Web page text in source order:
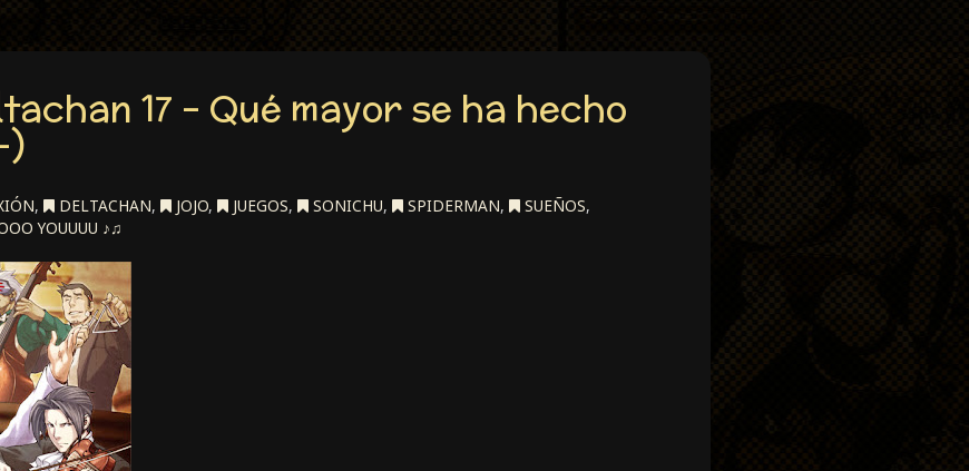
17 – Qué mayor se ha hecho
)
, DELTACHAN, JOJO, JUEGOS, SONICHU, SPIDERMAN, SUEÑOS,
YOUUUU ♪♫